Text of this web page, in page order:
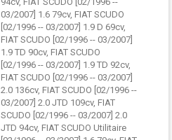
03/2007] 1.6 79cv, FIAT SCUDO
[02/1996 -- 03/2007] 1.9 D 69cv,
FIAT SCUDO [02/1996 -- 03/2007]
1.9 TD 90cv, FIAT SCUDO
[02/1996 -- 03/2007] 1.9 TD 92cv,
FIAT SCUDO [02/1996 -- 03/2007]
2.0 136cv, FIAT SCUDO [02/1996 --
03/2007] 2.0 JTD 109cv, FIAT
SCUDO [02/1996 -- 03/2007] 2.0
JTD 94cv, FIAT SCUDO Utilitaire